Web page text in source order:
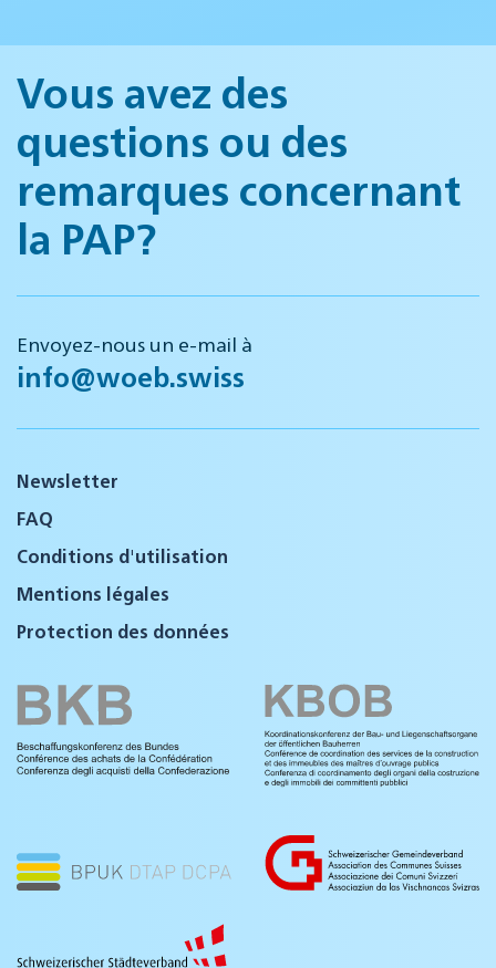
Vous avez des
questions ou des
remarques concernant
la PAP?
Envoyez-nous un e-mail à
info@woeb.swiss
Newsletter
FAQ
Conditions d'utilisation
Mentions légales
Protection des données